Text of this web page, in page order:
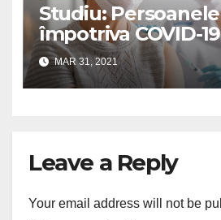
Studiu:
împotriva COVID-
ambele doze nu
coronavirusul
MAR 31, 2021
Leave a Reply
Your email address will not be